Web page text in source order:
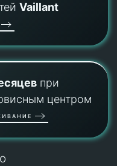
Vaillant
при
центром